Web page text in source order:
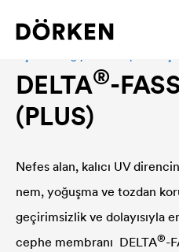
DELTA®-
(PLUS)
Nefes alan, kalıcı UV
nem, yoğuşma ve tozdan
geçirimsizlik ve dolayısıyla
cephe membranı DELTA®-